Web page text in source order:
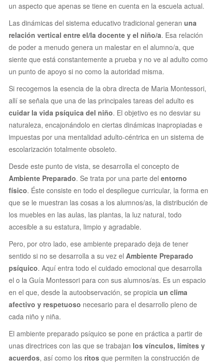
un aspecto que apenas se tiene en cuenta en la escuela actual.
Las dinámicas del sistema educativo tradicional generan una
relación vertical entre el/la docente y el niño/a. Esa relación
de poder a menudo genera un malestar en el alumno/a, que
siente que está constantemente a prueba y no ve al adulto como
un punto de apoyo si no como la autoridad misma.
Si recogemos la esencia de la obra directa de Maria Montessori,
allí se señala que una de las principales tareas del adulto es
cuidar la vida psíquica del niño. El objetivo es no desviar su
naturaleza, encajonándolo en ciertas dinámicas inapropiadas e
impuestas por una mentalidad adulto-céntrica en un sistema de
escolarización totalmente obsoleto.
Desde este punto de vista, se desarrolla el concepto de
Ambiente Preparado. Se trata por una parte del entorno
físico. Éste consiste en todo el despliegue curricular, la forma en
que se le muestran las cosas a los alumnos/as, la distribución de
los muebles en las aulas, las plantas, la luz natural, todo
accesible a su estatura, limpio y agradable.
Pero, por otro lado, ese ambiente preparado deja de tener
sentido si no se desarrolla a su vez el Ambiente Preparado
psíquico. Aquí entra todo el cuidado emocional que desarrolla
el o la Guía Montessori para con sus alumnos/as. Es un espacio
en el que, desde la autoobservación, se propicia un clima
afectivo y respetuoso necesario para el desarrollo pleno de
cada niño y niña.
El ambiente preparado psíquico se pone en práctica a partir de
unas directrices con las que se trabajan los vínculos, límites y
acuerdos, así como los ritos que permiten la construcción de